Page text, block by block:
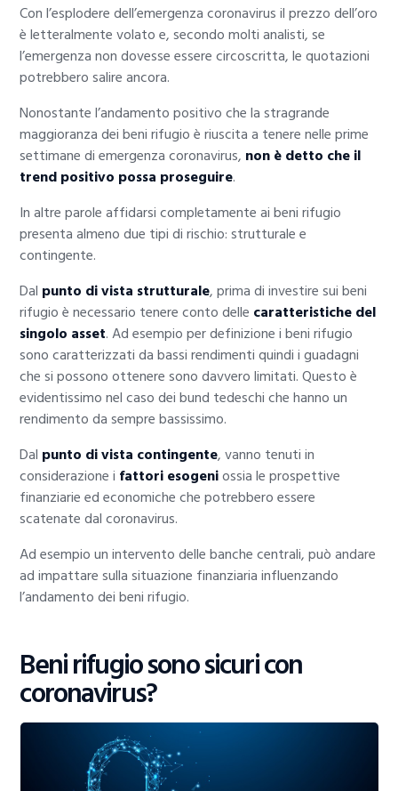
Con l’esplodere dell’emergenza coronavirus il prezzo dell’oro
è letteralmente volato e, secondo molti analisti, se
l’emergenza non dovesse essere circoscritta, le quotazioni
potrebbero salire ancora.
Nonostante l’andamento positivo che la stragrande
maggioranza dei beni rifugio è riuscita a tenere nelle prime
settimane di emergenza coronavirus, non è detto che il
trend positivo possa proseguire.
In altre parole affidarsi completamente ai beni rifugio
presenta almeno due tipi di rischio: strutturale e
contingente.
Dal punto di vista strutturale, prima di investire sui beni
rifugio è necessario tenere conto delle caratteristiche del
singolo asset. Ad esempio per definizione i beni rifugio
sono caratterizzati da bassi rendimenti quindi i guadagni
che si possono ottenere sono davvero limitati. Questo è
evidentissimo nel caso dei bund tedeschi che hanno un
rendimento da sempre bassissimo.
Dal punto di vista contingente, vanno tenuti in
considerazione i fattori esogeniossia le prospettive
finanziarie ed economiche che potrebbero essere
scatenate dal coronavirus.
Ad esempio un intervento delle banche centrali, può andare
ad impattare sulla situazione finanziaria influenzando
l’andamento dei beni rifugio.
Beni rifugio sono sicuri con
coronavirus?